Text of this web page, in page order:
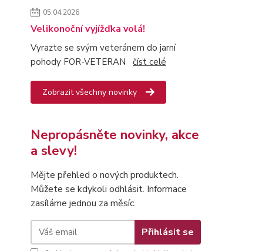
05.04.2026
Velikonoční vyjížďka volá!
Vyrazte se svým veteránem do jarní
pohody FOR-VETERAN číst celé
Zobrazit všechny novinky
Nepropásněte novinky, akce
a slevy!
Mějte přehled o nových produktech.
Můžete se kdykoli odhlásit. Informace
zasíláme jednou za měsíc.
Přihlásit se